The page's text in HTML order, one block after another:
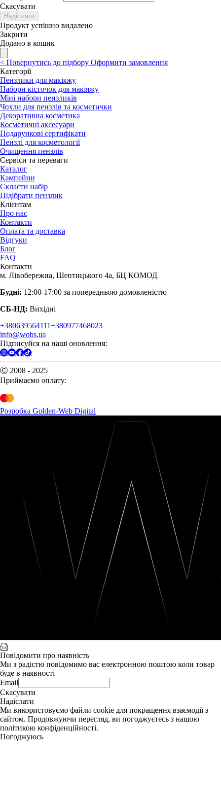
Скасувати
Надіслати
Продукт успішно видалено
Закрити
Додано в кошик
< Повернутись до підбору Оформити замовлення
Категорії
Пензлики для макіяжу
Набори кісточок для макіяжу
Міні набори пензликів
Чохли для пензлів та косметички
Декоративна косметика
Косметичні аксесуари
Подарункові сертифікати
Пензлі для косметології
Очищення пензлів
Сервіси та переваги
Каталог
Кампейни
Скласти набір
Підібрати пензлик
Клієнтам
Про нас
Контакти
Оплата та доставка
Відгуки
Блог
FAQ
Контакти
м. Лівобережна, Шептицького 4а, БЦ КОМОД
Будні: 12:00-17:00 за попередньою домовленістю
СБ-НД: Вихідні
+380639564111+380977468023
info@wobs.ua
Підписуйся на наші оновлення:
Ⓒ 2008 - 2025
Приймаємо оплату:
Розробка Golden-Web Digital
Повідомити про наявність
Ми з радістю повідомимо вас електронною поштою коли товар
буде в наявності
Email
Скасувати
Надіслати
Ми використовуємо файли cookie для покращення взаємодії з
сайтом. Продовжуючи перегляд, ви погоджуєтесь з нашою
політикою конфіденційності.
Погоджуюсь